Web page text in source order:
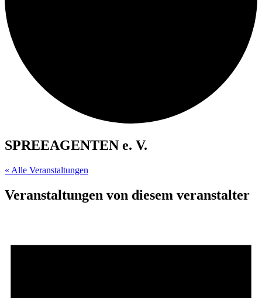
SPREEAGENTEN e. V.
« Alle Veranstaltungen
Veranstaltungen von diesem veranstalter